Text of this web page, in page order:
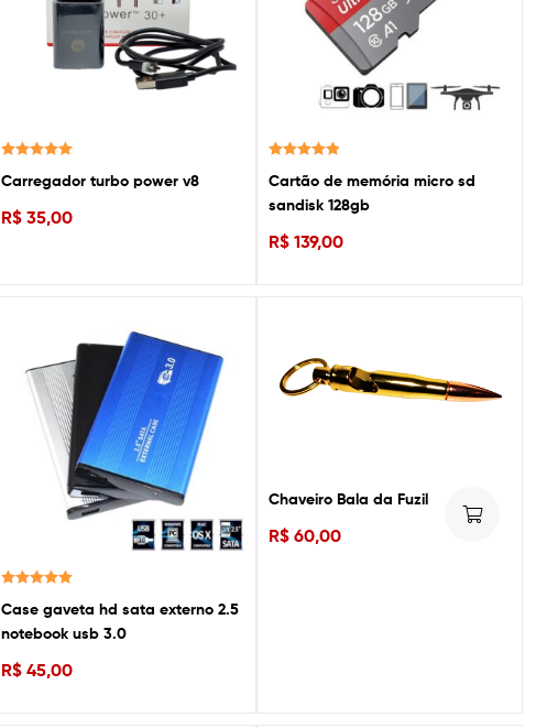
5.00de 5
Carregador turbo power v8
R$ 35,00
5.00de 5
Cartão de memória micro sd
sandisk 128gb
R$139,00
5.00de 5
Case gaveta hd sata externo 2.5
notebook usb 3.0
R$ 45,00
Chaveiro Bala da Fuzil
R$60,00